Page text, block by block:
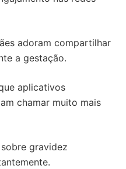
adoram compartilhar
a gestação.
aplicativos
chamar muito mais
gravidez